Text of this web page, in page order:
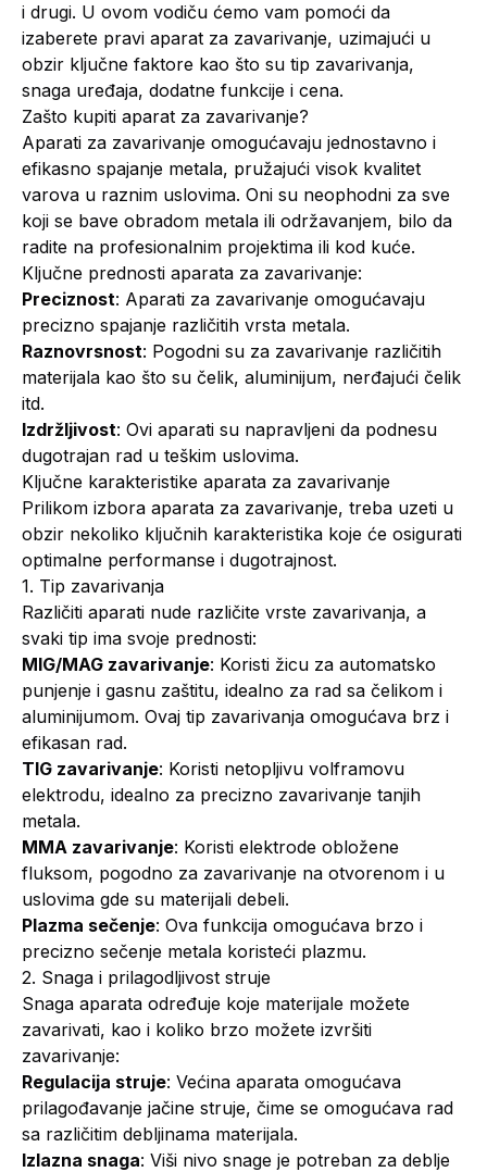
i drugi. U ovom vodiču ćemo vam pomoći da
izaberete pravi aparat za zavarivanje, uzimajući u
obzir ključne faktore kao što su tip zavarivanja,
snaga uređaja, dodatne funkcije i cena.
Zašto kupiti aparat za zavarivanje?
Aparati za zavarivanje omogućavaju jednostavno i
efikasno spajanje metala, pružajući visok kvalitet
varova u raznim uslovima. Oni su neophodni za sve
koji se bave obradom metala ili održavanjem, bilo da
radite na profesionalnim projektima ili kod kuće.
Ključne prednosti aparata za zavarivanje:
Preciznost: Aparati za zavarivanje omogućavaju
precizno spajanje različitih vrsta metala.
Raznovrsnost: Pogodni su za zavarivanje različitih
materijala kao što su čelik, aluminijum, nerđajući čelik
itd.
Izdržljivost: Ovi aparati su napravljeni da podnesu
dugotrajan rad u teškim uslovima.
Ključne karakteristike aparata za zavarivanje
Prilikom izbora aparata za zavarivanje, treba uzeti u
obzir nekoliko ključnih karakteristika koje će osigurati
optimalne performanse i dugotrajnost.
1. Tip zavarivanja
Različiti aparati nude različite vrste zavarivanja, a
svaki tip ima svoje prednosti:
MIG/MAG zavarivanje: Koristi žicu za automatsko
punjenje i gasnu zaštitu, idealno za rad sa čelikom i
aluminijumom. Ovaj tip zavarivanja omogućava brz i
efikasan rad.
TIG zavarivanje: Koristi netopljivu volframovu
elektrodu, idealno za precizno zavarivanje tanjih
metala.
MMA zavarivanje: Koristi elektrode obložene
fluksom, pogodno za zavarivanje na otvorenom i u
uslovima gde su materijali debeli.
Plazma sečenje: Ova funkcija omogućava brzo i
precizno sečenje metala koristeći plazmu.
2. Snaga i prilagodljivost struje
Snaga aparata određuje koje materijale možete
zavarivati, kao i koliko brzo možete izvršiti
zavarivanje:
Regulacija struje: Većina aparata omogućava
prilagođavanje jačine struje, čime se omogućava rad
sa različitim debljinama materijala.
Izlazna snaga: Viši nivo snage je potreban za deblje